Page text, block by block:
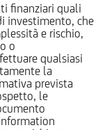
finanziari quali
investimento, che
e rischio,
o
qualsiasi
la
prevista
le